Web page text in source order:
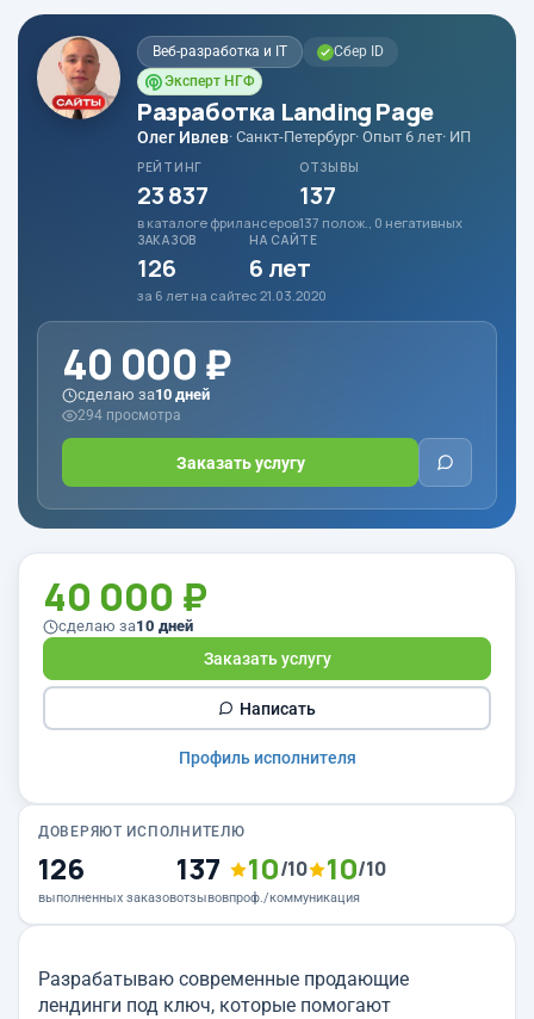
Веб-разработка и IT
Сбер ID
Эксперт НГФ
Разработка Landing Page
Олег Ивлев· Санкт-Петербург· Опыт 6 лет· ИП
РЕЙТИНГ
23 837
в каталоге фрилансеров
ОТЗЫВЫ
137
137 полож., 0 негативных
ЗАКАЗОВ
126
за 6 лет на сайте
НА САЙТЕ
6 лет
с 21.03.2020
40 000 ₽
сделаю за10 дней
294 просмотра
Заказать услугу
Разрабатываю современные продающие
лендинги под ключ, которые помогают
40 000 ₽
сделаю за10 дней
Заказать услугу
Написать
Профиль исполнителя
ДОВЕРЯЮТ ИСПОЛНИТЕЛЮ
126
выполненных заказов
137
отзывов
10/10 10/10
проф./коммуникация